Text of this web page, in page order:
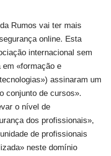
Rumos vai ter mais
online. Esta
internacional sem
«formação e
assinaram um
conjunto de cursos».
o nível de
dos profissionais»,
de profissionais
neste domínio